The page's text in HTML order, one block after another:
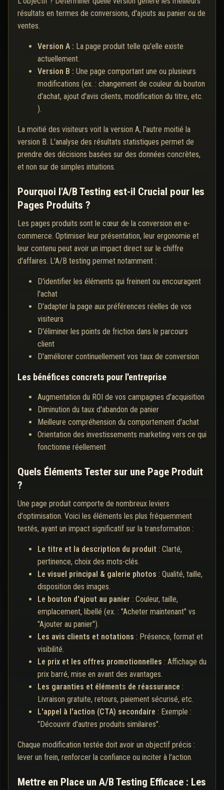
résultats en termes de conversions, d'ajouts au panier ou de
ventes.
Version A : La page produit telle qu'elle existe
actuellement.
Version B : Une page comportant une ou plusieurs
modifications (ex. : changement de couleur du bouton
d'achat, ajout d'avis clients, modification du titre, etc.
).
La moitié des visiteurs voit la version A, l'autre moitié la
version B. L'analyse des résultats statistiques permet de
prendre des décisions basées sur des données concrètes,
et non sur de simples intuitions.
Pourquoi l'A/B Testing est-il Crucial pour les
Pages Produits ?
Les pages produits sont le cœur de la conversion en e-
commerce. Optimiser leur présentation, leur ergonomie et
leur contenu peut avoir un impact direct sur le chiffre
d'affaires. L'A/B testing permet notamment :
D'identifier les éléments qui freinent ou encouragent
l'achat
D'adapter la page aux préférences réelles de vos
visiteurs
D'éliminer les points de friction dans le parcours
client
D'améliorer continuellement vos taux de conversion
Les bénéfices concrets pour l'entreprise
Augmentation du ROI de vos campagnes d'acquisition
Diminution du taux d'abandon de panier
Meilleure compréhension du comportement d'achat
Orientation des investissements marketing vers ce qui
fonctionne réellement
Quels Éléments Tester sur une Page Produit
?
Une page produit comporte de nombreux leviers
d'optimisation. Voici les éléments les plus fréquemment
testés, ayant un impact significatif sur la transformation :
Le titre et la description du produit : Clarté,
pertinence, choix des mots-clés.
Le visuel principal & galerie photos : Qualité, taille,
disposition des images.
Le bouton d'ajout au panier : Couleur, taille,
emplacement, libellé (ex. : "Acheter maintenant" vs
"Ajouter au panier").
Les avis clients et notations : Présence, format et
visibilité.
Le prix et les offres promotionnelles : Affichage du
prix barré, mise en avant des avantages.
Les garanties et éléments de réassurance :
Livraison gratuite, retours, paiement sécurisé, etc.
L'appel à l'action (CTA) secondaire : Exemple :
"Découvrir d'autres produits similaires".
Chaque modification testée doit avoir un objectif précis :
lever un frein, renforcer la confiance ou inciter à l'action.
Mettre en Place un A/B Testing Efficace : Les